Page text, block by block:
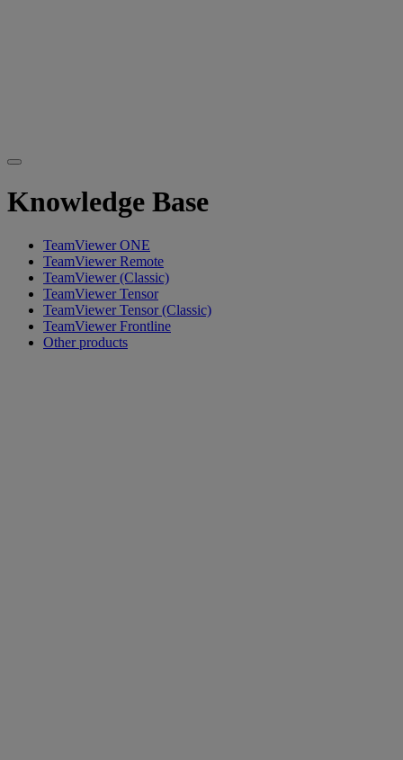
Knowledge Base
TeamViewer ONE
TeamViewer Remote
TeamViewer (Classic)
TeamViewer Tensor
TeamViewer Tensor (Classic)
TeamViewer Frontline
Other products